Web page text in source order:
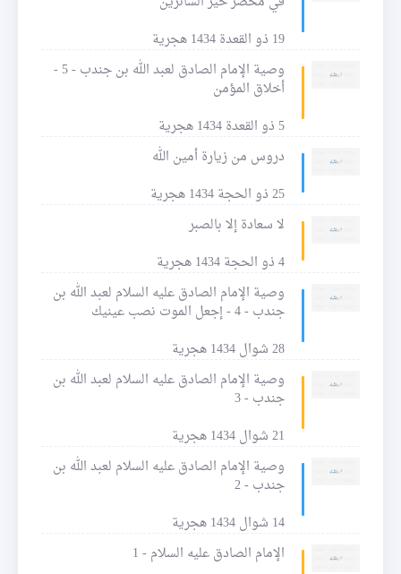
19 ذو القعدة 1434 هجرية
وصية الإمام الصادق لعبد الله بن جندب - 5 -
أخلاق المؤمن
5 ذو القعدة 1434 هجرية
دروس من زيارة أمين الله
25 ذو الحجة 1434 هجرية
لا سعادة إلا بالصبر
4 ذو الحجة 1434 هجرية
وصية الإمام الصادق عليه السلام لعبد الله بن
جندب - 4 - إجعل الموت نصب عينيك
28 شوال 1434 هجرية
وصية الإمام الصادق عليه السلام لعبد الله بن
جندب - 3
21 شوال 1434 هجرية
وصية الإمام الصادق عليه السلام لعبد الله بن
جندب - 2
14 شوال 1434 هجرية
الإمام الصادق عليه السلام - 1